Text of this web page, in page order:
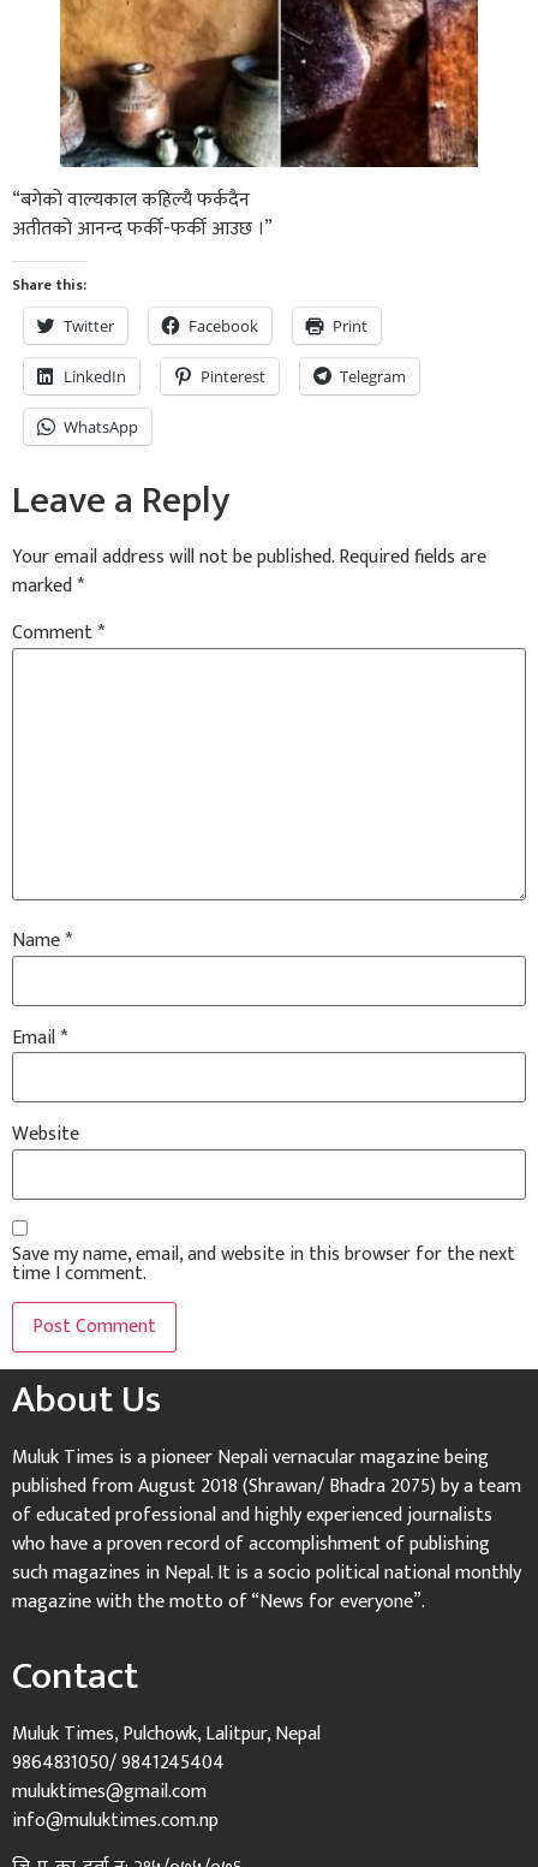
“बगेको वाल्यकाल कहिल्यै फर्कदैन
अतीतको आनन्द फर्की-फर्की आउछ ।”
Share this:
Twitter Facebook Print
LinkedIn Pinterest Telegram
WhatsApp
Leave a Reply
Your email address will not be published.Required fields are
marked*
Comment*
Name*
Email*
Website
Save my name, email, and website in this browser for the next
time I comment.
About Us
Muluk Times is a pioneer Nepali vernacular magazine being
published from August 2018 (Shrawan/ Bhadra 2075) by a team
of educated professional and highly experienced journalists
who have a proven record of accomplishment of publishing
such magazines in Nepal. It is a socio political national monthly
magazine with the motto of “News for everyone”.
Contact
Muluk Times, Pulchowk, Lalitpur, Nepal
9864831050/ 9841245404
muluktimes@gmail.com
info@muluktimes.com.np